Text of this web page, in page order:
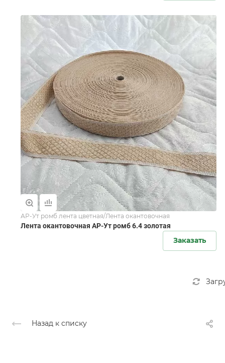
АР-Ут ромб лента цветная/Лента окантовочная
Лента окантовочная АР-Ут ромб 6.4 золотая
Заказать
Назад к списку